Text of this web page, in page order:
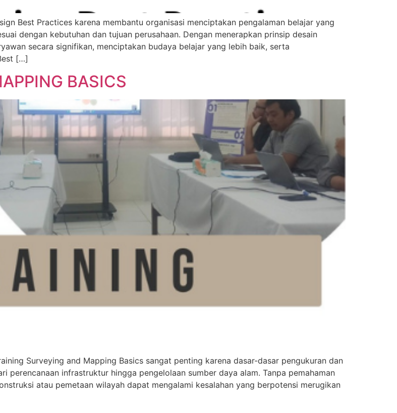
Best Practices karena membantu organisasi menciptakan pengalaman belajar yang
dengan kebutuhan dan tujuan perusahaan. Dengan menerapkan prinsip desain
secara signifikan, menciptakan budaya belajar yang lebih baik, serta
[…]
BASICS
Surveying and Mapping Basics sangat penting karena dasar-dasar pengukuran dan
perencanaan infrastruktur hingga pengelolaan sumber daya alam. Tanpa pemahaman
atau pemetaan wilayah dapat mengalami kesalahan yang berpotensi merugikan